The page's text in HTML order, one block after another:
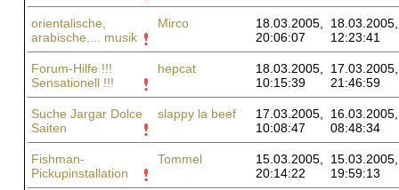
orientalische,
arabische,... musik
Mirco
18.03.2005,
20:06:07
18.03.2005,
12:23:41
Forum-Hilfe !!!
Sensationell !!!
hepcat
18.03.2005,
10:15:39
17.03.2005,
21:46:59
Suche Jargar Dolce
Saiten
slappy la beef
17.03.2005,
10:08:47
16.03.2005,
08:48:34
Fishman-
Pickupinstallation
Tommel
15.03.2005,
20:14:22
15.03.2005,
19:59:13